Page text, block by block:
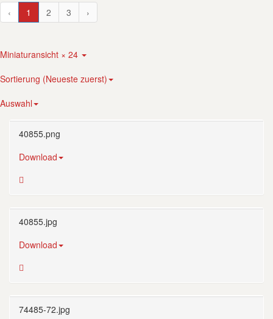
‹ 1 2 3 ›
Miniaturansicht × 24
Sortierung (Neueste zuerst)
Auswahl
40855.png
Download
40855.jpg
Download
74485-72.jpg